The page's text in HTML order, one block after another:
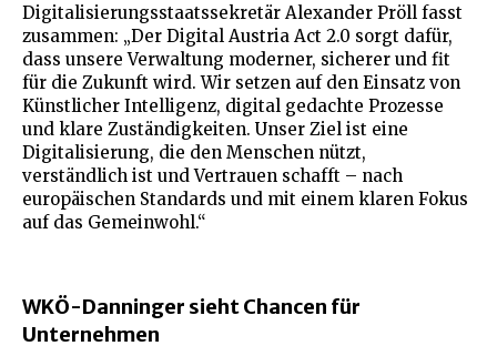
Digitalisierungsstaatssekretär Alexander Pröll fasst
zusammen: „Der Digital Austria Act 2.0 sorgt dafür,
dass unsere Verwaltung moderner, sicherer und fit
für die Zukunft wird. Wir setzen auf den Einsatz von
Künstlicher Intelligenz, digital gedachte Prozesse
und klare Zuständigkeiten. Unser Ziel ist eine
Digitalisierung, die den Menschen nützt,
verständlich ist und Vertrauen schafft – nach
europäischen Standards und mit einem klaren Fokus
auf das Gemeinwohl.“
WKÖ-Danninger sieht Chancen für
Unternehmen